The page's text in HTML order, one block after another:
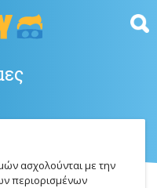
ασχολούνται με την
περιορισμένων